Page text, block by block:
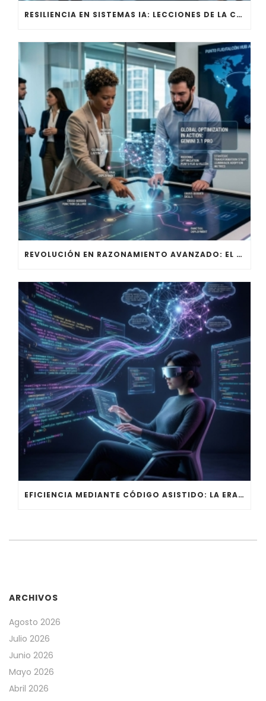
RESILIENCIA EN SISTEMAS IA: LECCIONES DE LA CAÍDA GLOBAL DE CHATGPT
REVOLUCIÓN EN RAZONAMIENTO AVANZADO: EL IMPACTO ESTRATÉGICO DE GEMINI 3.1 PRO EN LA EMPRESA MODERNA
EFICIENCIA MEDIANTE CÓDIGO ASISTIDO: LA ERA DE OPENAI CODEX
ARCHIVOS
Agosto 2026
Julio 2026
Junio 2026
Mayo 2026
Abril 2026